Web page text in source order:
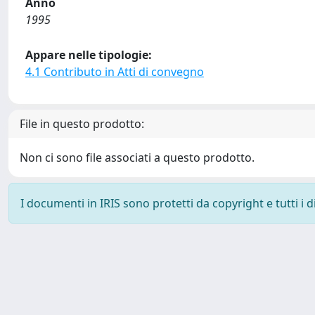
1995
Appare nelle tipologie:
4.1 Contributo in Atti di convegno
File in questo prodotto:
Non ci sono file associati a questo prodotto.
I documenti in IRIS sono protetti da copyright e tutti i